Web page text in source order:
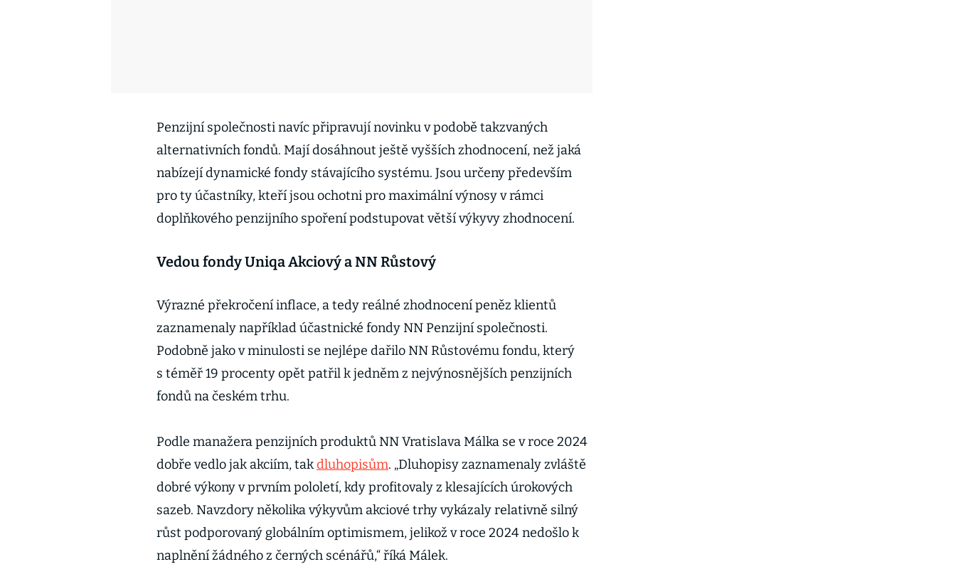
Penzijní společnosti navíc připravují novinku v podobě takzvaných
alternativních fondů. Mají dosáhnout ještě vyšších zhodnocení, než jaká
nabízejí dynamické fondy stávajícího systému. Jsou určeny především
pro ty účastníky, kteří jsou ochotni pro maximální výnosy v rámci
doplňkového penzijního spoření podstupovat větší výkyvy zhodnocení.
Vedou fondy Uniqa Akciový a NN Růstový
Výrazné překročení inflace, a tedy reálné zhodnocení peněz klientů
zaznamenaly například účastnické fondy NN Penzijní společnosti.
Podobně jako v minulosti se nejlépe dařilo NN Růstovému fondu, který
s téměř 19 procenty opět patřil k jedněm z nejvýnosnějších penzijních
fondů na českém trhu.
Podle manažera penzijních produktů NN Vratislava Málka se v roce 2024
dobře vedlo jak akciím, takdluhopisům. „Dluhopisy zaznamenaly zvláště
dobré výkony v prvním pololetí, kdy profitovaly z klesajících úrokových
sazeb. Navzdory několika výkyvům akciové trhy vykázaly relativně silný
růst podporovaný globálním optimismem, jelikož v roce 2024 nedošlo k
naplnění žádného z černých scénářů,“ říká Málek.